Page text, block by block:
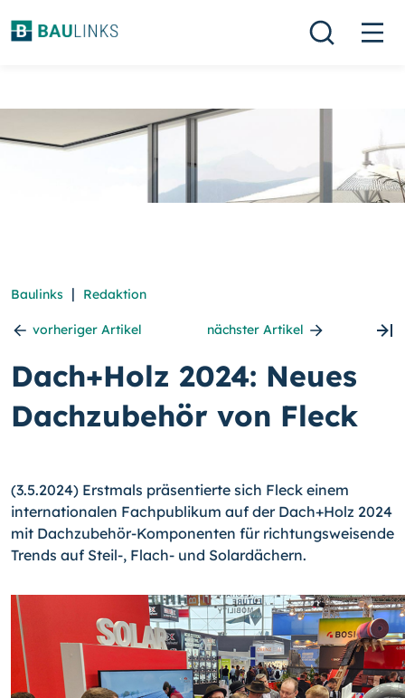
Baulinks | Redaktion
vorheriger Artikel nächster Artikel
Dach+Holz 2024: Neues
Dachzubehör von Fleck
(3.5.2024) Erstmals präsentierte sich Fleck einem
internationalen Fachpublikum auf der Dach+Holz 2024
mit Dachzubehör-Komponenten für richtungsweisende
Trends auf Steil-, Flach- und Solardächern.